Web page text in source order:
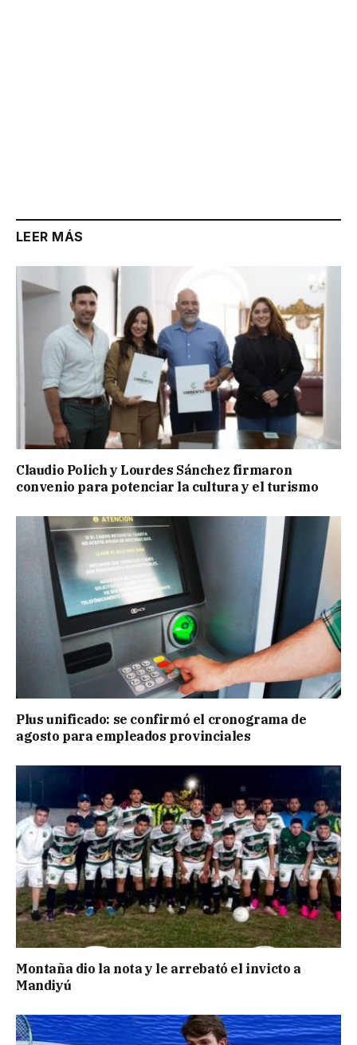
LEER MÁS
Claudio Polich y Lourdes Sánchez firmaron
convenio para potenciar la cultura y el turismo
Plus unificado: se confirmó el cronograma de
agosto para empleados provinciales
Montaña dio la nota y le arrebató el invicto a
Mandiyú